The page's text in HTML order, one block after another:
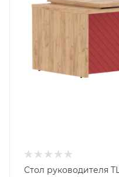
Стол руководителя